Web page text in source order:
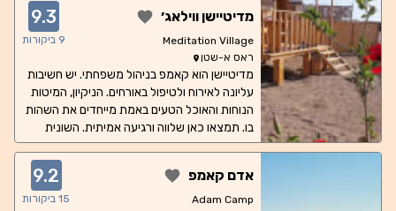
מדיטיישן ווילאג׳
Meditation Village
ראס א-שטן
9.3
9 ביקורות
מדיטיישן הוא קאמפ בניהול משפחתי. יש חשיבות
עליונה לאירוח ולטיפול באורחים. הניקיון, המיטות
הנוחות והאוכל הטעים באמת מייחדים את השהות
בו. תמצאו כאן שלווה ורגיעה אמיתית. השונית
המדהימה הקרובה ביותר היא גן עדן לשנורקלים
אדם קאמפ
Adam Camp
9.2
15 ביקורות